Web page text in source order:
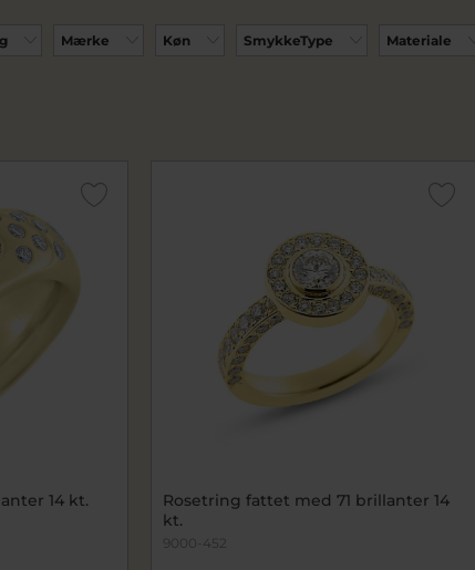
Mærke Køn SmykkeType Materiale
14 kt.
Rosetring fattet med 71 brillanter 14
kt.
9000-452